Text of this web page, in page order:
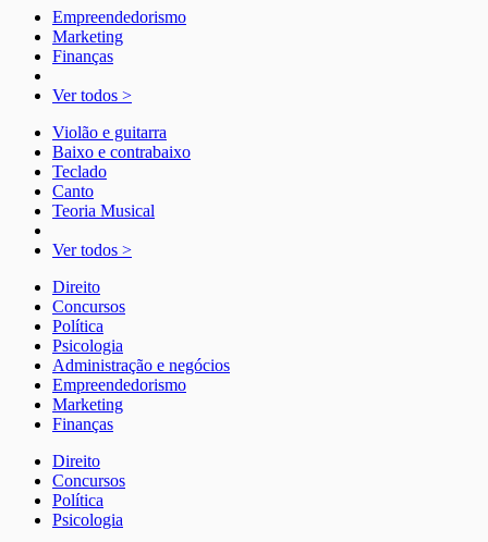
Empreendedorismo
Marketing
Finanças
Ver todos >
Violão e guitarra
Baixo e contrabaixo
Teclado
Canto
Teoria Musical
Ver todos >
Direito
Concursos
Política
Psicologia
Administração e negócios
Empreendedorismo
Marketing
Finanças
Direito
Concursos
Política
Psicologia